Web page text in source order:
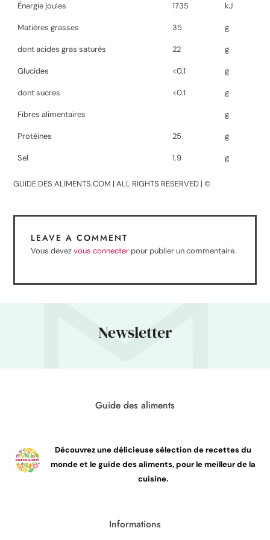
Énergie joules 1735 kJ
Matières grasses 35 g
dont acides gras saturés 22 g
Glucides <0.1 g
dont sucres <0.1 g
Fibres alimentaires g
Protéines 25 g
Sel 1.9 g
GUIDE DES ALIMENTS.COM | ALL RIGHTS RESERVED | ©
LEAVE A COMMENT
Vous devezvous connecter pour publier un commentaire.
Newsletter
Guide des aliments
Découvrez une délicieuse sélection de recettes du
monde et le guide des aliments, pour le meilleur de la
cuisine.
Informations